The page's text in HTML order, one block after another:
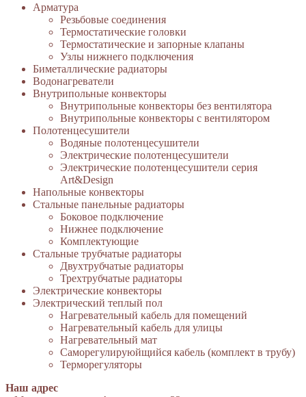
Арматура
Резьбовые соединения
Термостатические головки
Термостатические и запорные клапаны
Узлы нижнего подключения
Биметаллические радиаторы
Водонагреватели
Внутрипольные конвекторы
Внутрипольные конвекторы без вентилятора
Внутрипольные конвекторы с вентилятором
Полотенцесушители
Водяные полотенцесушители
Электрические полотенцесушители
Электрические полотенцесушители серия
Art&Design
Напольные конвекторы
Стальные панельные радиаторы
Боковое подключение
Нижнее подключение
Комплектующие
Стальные трубчатые радиаторы
Двухтрубчатые радиаторы
Трехтрубчатые радиаторы
Электрические конвекторы
Электрический теплый пол
Нагревательный кабель для помещений
Нагревательный кабель для улицы
Нагревательный мат
Cаморегулируюйщийся кабель (комплект в трубу)
Терморегуляторы
Наш адрес